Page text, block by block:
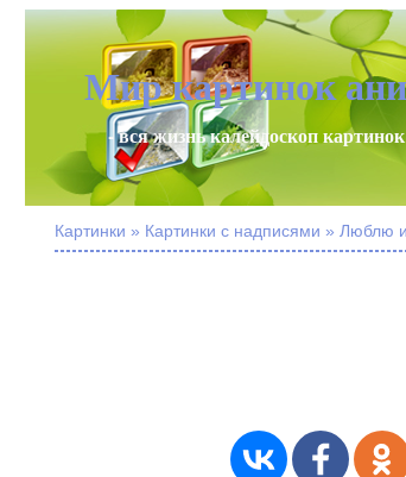
Мир картинок
- вся жизнь калейдоскоп картинок
Картинки » Картинки с надписями » Люблю